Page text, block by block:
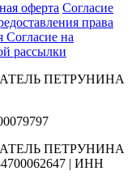
оферта Согласие
права
Согласие на
рассылки
ПЕТРУНИНА
ПЕТРУНИНА
| ИНН